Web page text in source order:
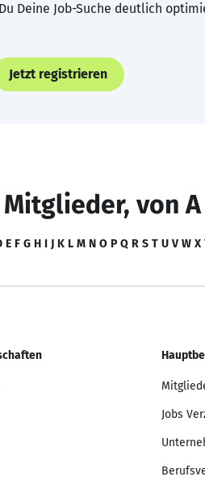
Deine Job-Suche deutlich
Jetzt registrieren
Mitglieder, von
E F G H I J K L M N O P Q R S T U V W X
Jobs